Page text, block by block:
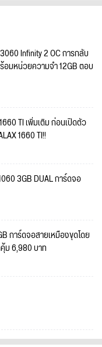
Infinity 2 OC การกลับ
มหน่วยความจำ 12GB ตอบ
TI เพิ่มเติม ก่อนเปิดตัว
1660 TI!!
3GB DUAL การ์ดจอ
การ์ดจอสายเหมืองขุดโดย
ม 6,980 บาท